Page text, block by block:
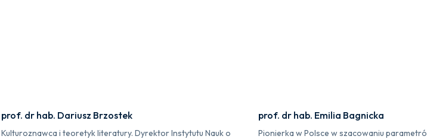
prof. dr hab. Dariusz Brzostek
Kulturoznawca i teoretyk literatury. Dyrektor Instytutu Nauk o
prof. dr hab. Emilia Bagnicka
Pionierka w Polsce w szacowaniu